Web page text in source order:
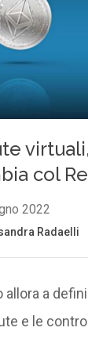
allora a
e le